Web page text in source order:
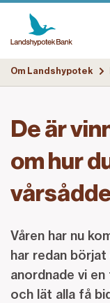
Om Landshypotek
De är
om hur
Våren har nu
har redan
anordnade vi
och lät alla få